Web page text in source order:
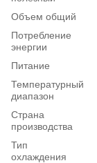
Объем общий
Потребление
энергии
Питание
Температурный
диапазон
Страна
производства
Тип
охлаждения